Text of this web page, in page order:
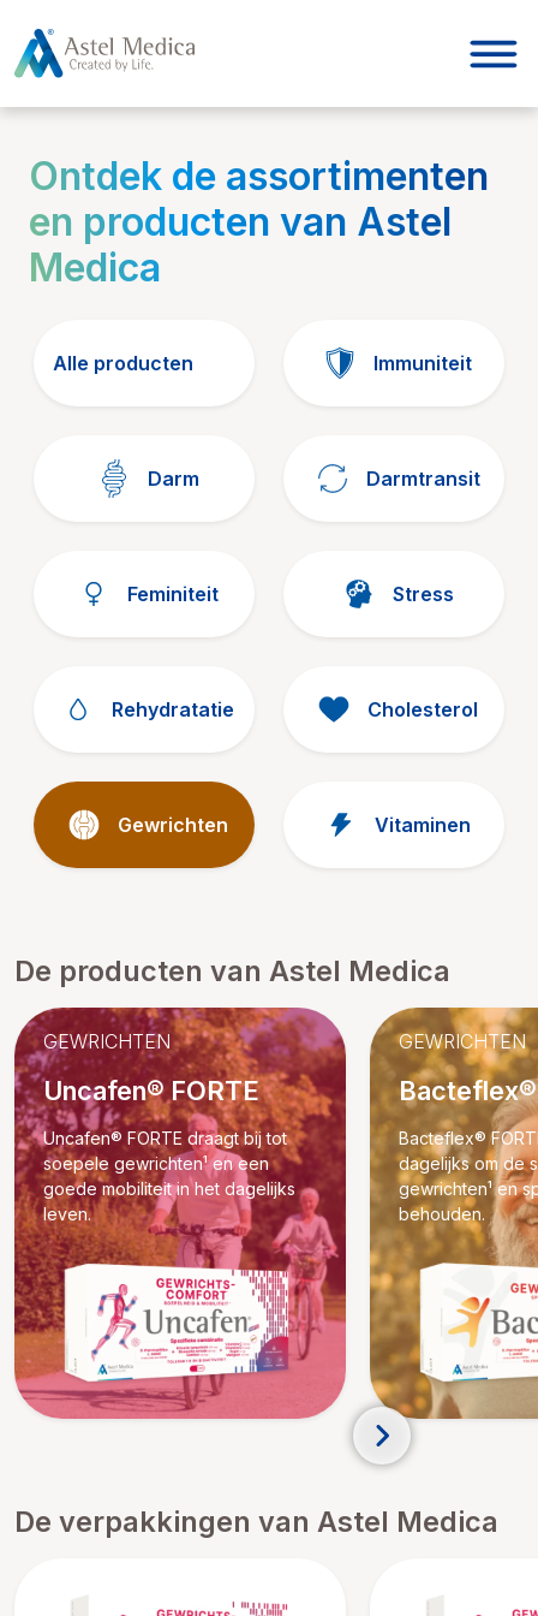
Ontdek de assortimenten
en producten van Astel
Medica
Alle producten Immuniteit
Darm Darmtransit
Feminiteit Stress
Rehydratatie Cholesterol
Gewrichten Vitaminen
De producten van Astel Medica
GEWRICHTEN
Uncafen® FORTE
Uncafen® FORTE draagt bij tot
soepele gewrichten¹ en een
goede mobiliteit in het dagelijks
leven.
GEWRICHTEN
Bacteflex®
Bacteflex®
dagelijks om de
gewrichten¹ en
behouden.
De verpakkingen van Astel Medica